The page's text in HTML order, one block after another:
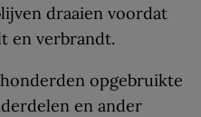
draaien voordat
en verbrandt.
opgebruikte
en ander